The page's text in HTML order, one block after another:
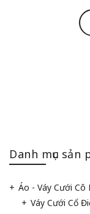
Danh mục sản
Áo - Váy Cưới Cô
Váy Cưới Cổ